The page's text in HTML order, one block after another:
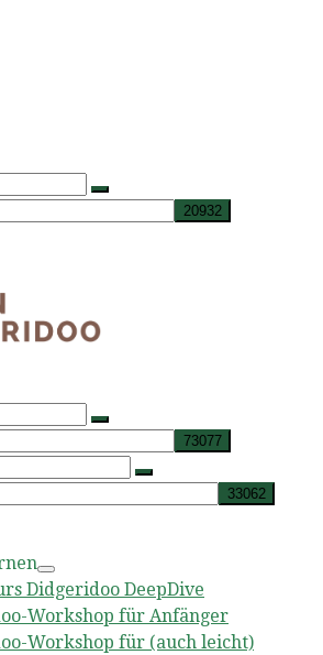
Suchen …
Suchen …
Suchen …
Didgeridoo DeepDive
Workshop für Anfänger
Workshop für (auch leicht)